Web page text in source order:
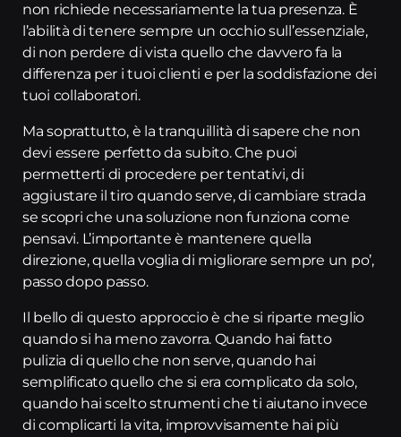
non richiede necessariamente la tua presenza. È
l’abilità di tenere sempre un occhio sull’essenziale,
di non perdere di vista quello che davvero fa la
differenza per i tuoi clienti e per la soddisfazione dei
tuoi collaboratori.
Ma soprattutto, è la tranquillità di sapere che non
devi essere perfetto da subito. Che puoi
permetterti di procedere per tentativi, di
aggiustare il tiro quando serve, di cambiare strada
se scopri che una soluzione non funziona come
pensavi. L’importante è mantenere quella
direzione, quella voglia di migliorare sempre un po’,
passo dopo passo.
Il bello di questo approccio è che si riparte meglio
quando si ha meno zavorra. Quando hai fatto
pulizia di quello che non serve, quando hai
semplificato quello che si era complicato da solo,
quando hai scelto strumenti che ti aiutano invece
di complicarti la vita, improvvisamente hai più